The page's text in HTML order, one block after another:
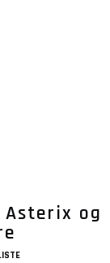
og